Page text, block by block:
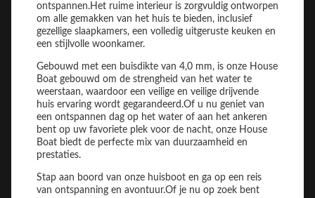
ontspannen.Het ruime interieur is zorgvuldig ontworpen
om alle gemakken van het huis te bieden, inclusief
gezellige slaapkamers, een volledig uitgeruste keuken en
een stijlvolle woonkamer.
Gebouwd met een buisdikte van 4,0 mm, is onze House
Boat gebouwd om de strengheid van het water te
weerstaan, waardoor een veilige en veilige drijvende
huis ervaring wordt gegarandeerd.Of u nu geniet van
een ontspannen dag op het water of aan het ankeren
bent op uw favoriete plek voor de nacht, onze House
Boat biedt de perfecte mix van duurzaamheid en
prestaties.
Stap aan boord van onze huisboot en ga op een reis
van ontspanning en avontuur.Of je nu op zoek bent